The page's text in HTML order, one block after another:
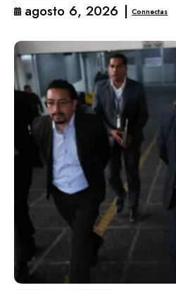
agosto 6, 2026 | Connectas